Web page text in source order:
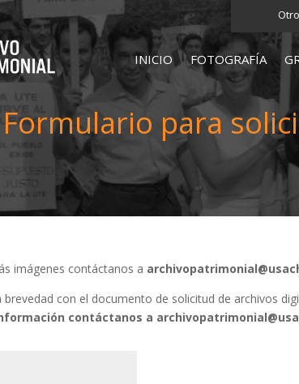
INICIO FOTOGRAFÍA
Formulario para
imágenes contáctanos a
con el documento de solicitud de archivos
contáctanos a